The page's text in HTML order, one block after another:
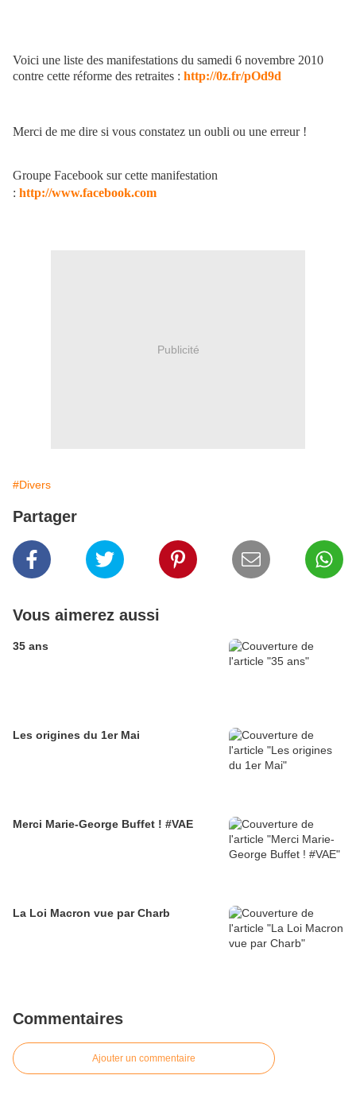
Voici une liste des manifestations du samedi 6 novembre 2010
contre cette réforme des retraites : http://0z.fr/pOd9d
Merci de me dire si vous constatez un oubli ou une erreur !
Groupe Facebook sur cette manifestation
: http://www.facebook.com
Publicité
#Divers
Partager
Vous aimerez aussi
35 ans
Les origines du 1er Mai
Merci Marie-George Buffet ! #VAE
La Loi Macron vue par Charb
Commentaires
Ajouter un commentaire